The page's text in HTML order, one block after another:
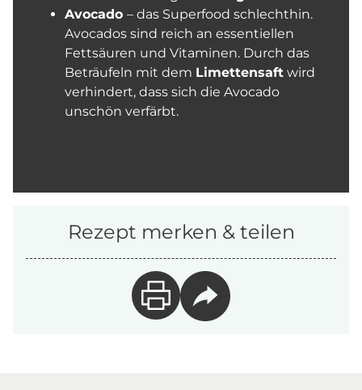
Avocado – das Superfood schlechthin.
Avocados sind reich an essentiellen
Fettsäuren und Vitaminen. Durch das
Beträufeln mit dem Limettensaft wird
verhindert, dass sich die Avocado
unschön verfärbt.
Rezept merken & teilen